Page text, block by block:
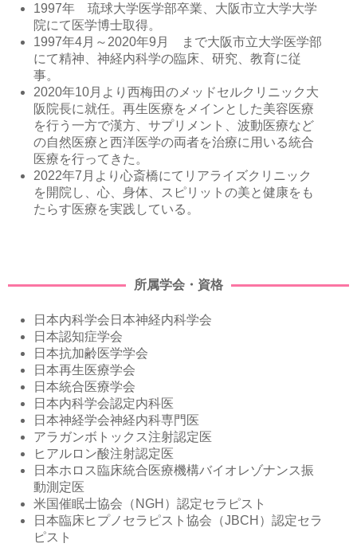
1997年 琉球大学医学部卒業、大阪市立大学大学
院にて医学博士取得。
1997年4月～2020年9月 まで大阪市立大学医学部
にて精神、神経内科学の臨床、研究、教育に従
事。
2020年10月より西梅田のメッドセルクリニック大
阪院長に就任。再生医療をメインとした美容医療
を行う一方で漢方、サプリメント、波動医療など
の自然医療と西洋医学の両者を治療に用いる統合
医療を行ってきた。
2022年7月より心斎橋にてリアライズクリニック
を開院し、心、身体、スピリットの美と健康をも
たらす医療を実践している。
所属学会・資格
日本内科学会日本神経内科学会
日本認知症学会
日本抗加齢医学学会
日本再生医療学会
日本統合医療学会
日本内科学会認定内科医
日本神経学会神経内科専門医
アラガンボトックス注射認定医
ヒアルロン酸注射認定医
日本ホロス臨床統合医療機構バイオレゾナンス振
動測定医
米国催眠士協会（NGH）認定セラピスト
日本臨床ヒプノセラピスト協会（JBCH）認定セラ
ピスト